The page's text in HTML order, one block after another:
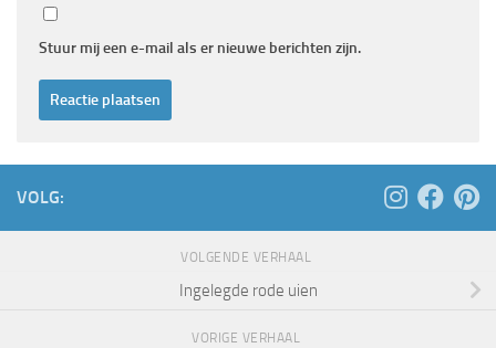
Stuur mij een e-mail als er nieuwe berichten zijn.
VOLG:
VOLGENDE VERHAAL
Ingelegde rode uien
VORIGE VERHAAL